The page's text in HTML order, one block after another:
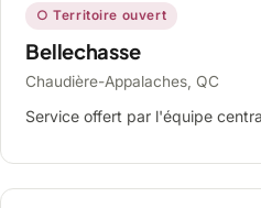
○ Territoire ouvert
Bellechasse
Chaudière-Appalaches, QC
Service offert par l'équipe